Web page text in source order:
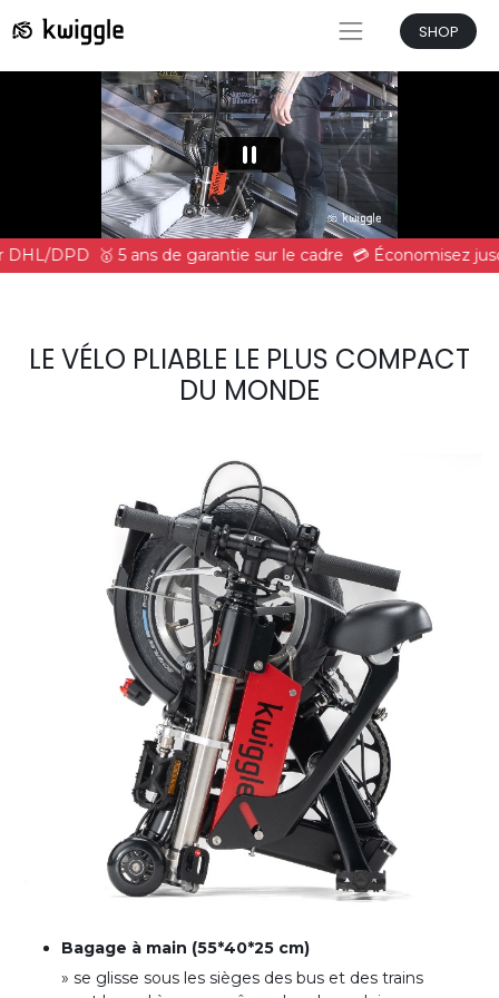
SHOP
DHL/DPD 🥇 5 ans de garantie sur le cadre 💳 Économisez
LE VÉLO PLIABLE LE PLUS COMPACT
DU MONDE
Bagage à main (55*40*25 cm)
» se glisse sous les sièges des bus et des trains